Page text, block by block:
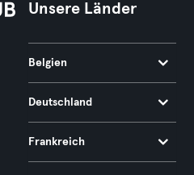
Unsere Länder
Belgien
Deutschland
Frankreich